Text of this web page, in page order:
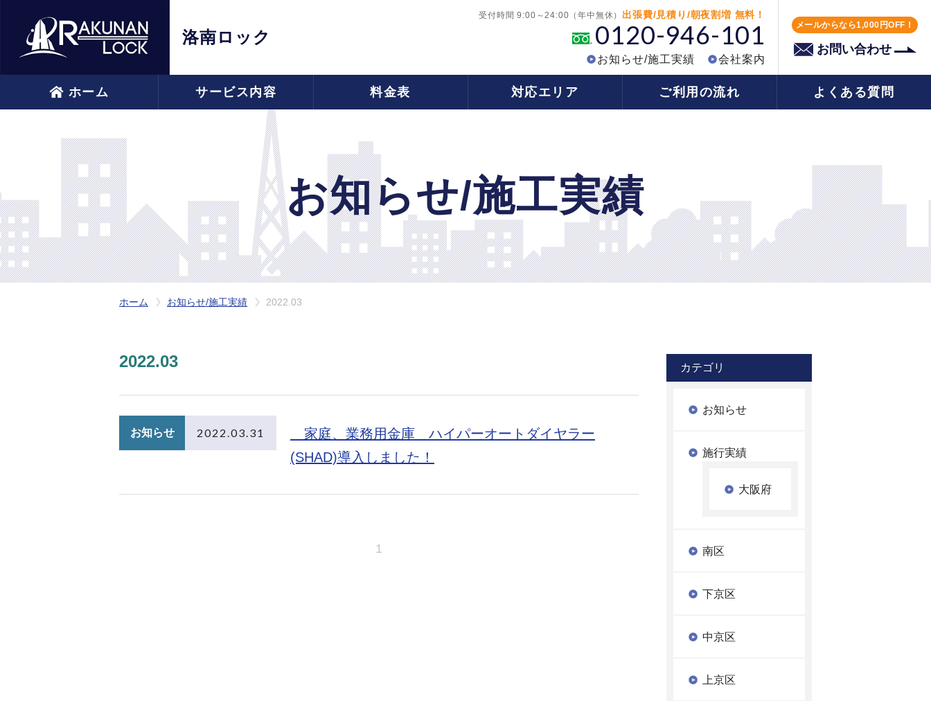
洛南ロック
受付時間 9:00～24:00（年中無休） 出張費/見積り/朝夜割増 無料！
0120-946-101
お知らせ/施工実績 会社案内
メールからなら1,000円OFF！
お問い合わせ
ホーム サービス内容 料金表 対応エリア ご利用の流れ よくある質問
お知らせ/施工実績
ホーム お知らせ/施工実績 2022.03
2022.03
お知らせ 2022.03.31
家庭、業務用金庫 ハイパーオートダイヤラー
(SHAD)導入しました！
1
カテゴリ
お知らせ
施行実績
大阪府
南区
下京区
中京区
上京区